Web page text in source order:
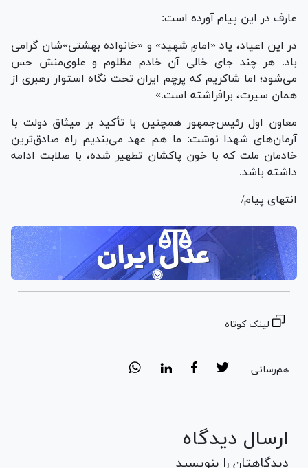
عارف در این پیام آورده است:
در این اعیاد، یاد «امامِ شهید» و «خانواده بهشتی»‌شان گرامی
باد. هر چند جای خالی آن خادم مظلوم و علوی‌منش حس
می‌شود؛ اما شاکریم که پرچم ایران تحت نگاه استوار رهبری از
همان سیرت، برافراشته است.»
معاون اول رئیس‌جمهور همچنین با تأکید بر میثاق دولت با
آرمان‌های شهدا نوشت: ما هم عهد می‌بندیم راه صادق‌ترین
خادمان ملت که با خون پاکشان تطهیر شده، با صلابت ادامه
داشته باشد.
انتهای پیام/
لینک کوتاه
هم‌رسانی:
ارسال دیدگاه
دیدگاهتان را بنویسید